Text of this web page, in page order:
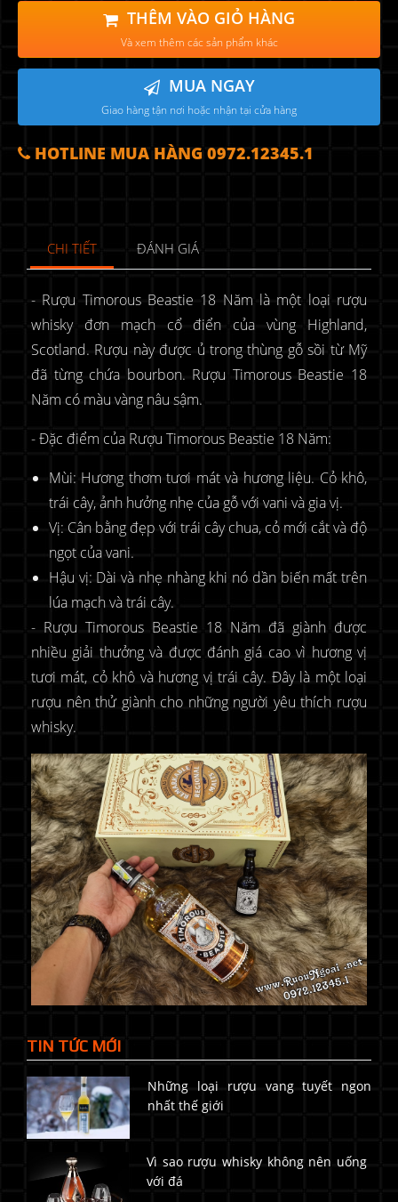
THÊM VÀO GIỎ HÀNG
Và xem thêm các sản phẩm khác
MUA NGAY
Giao hàng tận nơi hoặc nhận tại cửa hàng
HOTLINE MUA HÀNG 0972.12345.1
CHI TIẾT ĐÁNH GIÁ
- Rượu Timorous Beastie 18 Năm là một loại rượu
whisky đơn mạch cổ điển của vùng Highland,
Scotland. Rượu này được ủ trong thùng gỗ sồi từ Mỹ
đã từng chứa bourbon. Rượu Timorous Beastie 18
Năm có màu vàng nâu sậm.
- Đặc điểm của Rượu Timorous Beastie 18 Năm:
Mùi: Hương thơm tươi mát và hương liệu. Cỏ khô,
trái cây, ảnh hưởng nhẹ của gỗ với vani và gia vị.
Vị: Cân bằng đẹp với trái cây chua, cỏ mới cắt và độ
ngọt của vani.
Hậu vị: Dài và nhẹ nhàng khi nó dần biến mất trên
lúa mạch và trái cây.
- Rượu Timorous Beastie 18 Năm đã giành được
nhiều giải thưởng và được đánh giá cao vì hương vị
tươi mát, cỏ khô và hương vị trái cây. Đây là một loại
rượu nên thử giành cho những người yêu thích rượu
whisky.
TIN TỨC MỚI
Những loại rượu vang tuyết ngon
nhất thế giới
Vì sao rượu whisky không nên uống
với đá